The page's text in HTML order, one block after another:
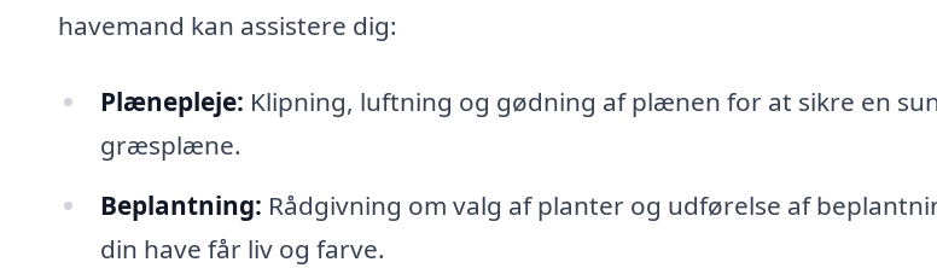
havemand kan assistere dig:
Plænepleje: Klipning, luftning og gødning af plænen for at sikre en
græsplæne.
Beplantning: Rådgivning om valg af planter og udførelse af
din have får liv og farve.